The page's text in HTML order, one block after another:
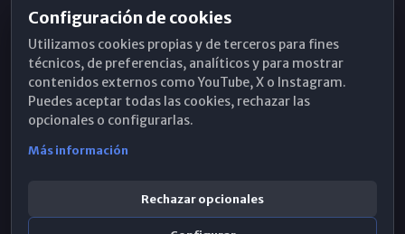
Horarios de Misa
Hemeroteca
WhatsApp
Configuración de cookies
Utilizamos cookies propias y de terceros para fines
técnicos, de preferencias, analíticos y para mostrar
contenidos externos como YouTube, X o Instagram.
Puedes aceptar todas las cookies, rechazar las
opcionales o configurarlas.
Más información
Rechazar opcionales